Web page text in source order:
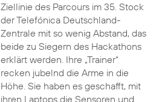
Ziellinie des Parcours im 35. Stock
der Telefónica Deutschland-
Zentrale mit so wenig Abstand, das
beide zu Siegern des Hackathons
erklärt werden. Ihre „Trainer“
recken jubelnd die Arme in die
Höhe. Sie haben es geschafft, mit
ihren Laptops die Sensoren und